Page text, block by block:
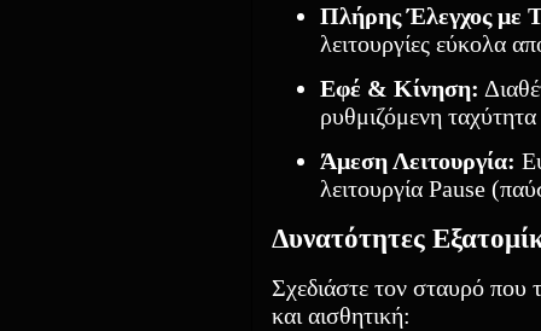
Πλήρης Έλεγχος με
λειτουργίες εύκολα
Εφέ & Κίνηση:
ρυθμιζόμενη
Άμεση Λειτουργία:
λειτουργία Pause
Δυνατότητες
Σχεδιάστε τον σταυρό που
και αισθητική: